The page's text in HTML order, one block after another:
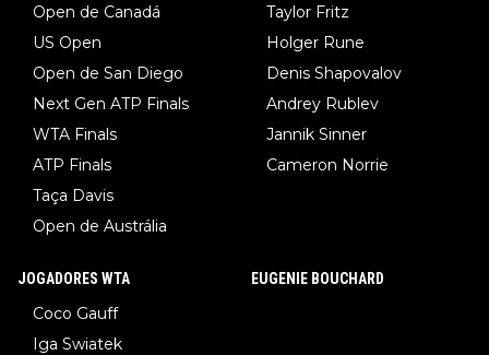
Open de Canadá
US Open
Open de San Diego
Next Gen ATP Finals
WTA Finals
ATP Finals
Taça Davis
Open de Austrália
Taylor Fritz
Holger Rune
Denis Shapovalov
Andrey Rublev
Jannik Sinner
Cameron Norrie
JOGADORES WTA
Coco Gauff
Iga Swiatek
EUGENIE BOUCHARD